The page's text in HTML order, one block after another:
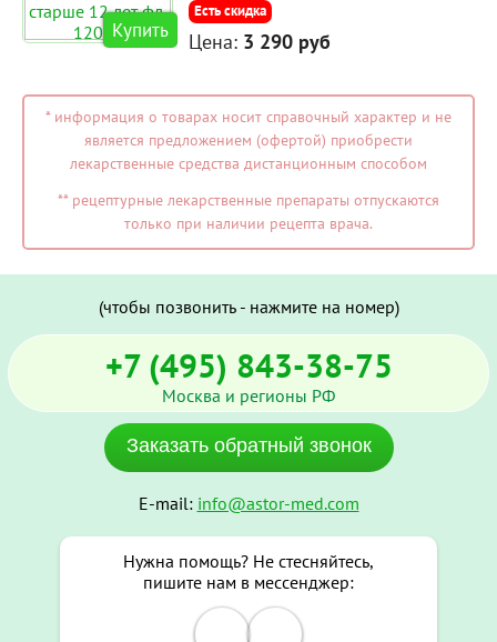
Купить
Есть скидка
Цена: 3 290 руб
* информация о товарах носит справочный характер и не
является предложением (офертой) приобрести
лекарственные средства дистанционным способом
** рецептурные лекарственные препараты отпускаются
только при наличии рецепта врача.
(чтобы позвонить - нажмите на номер)
+7 (495) 843-38-75
Москва и регионы РФ
Заказать обратный звонок
E-mail: info@astor-med.com
Нужна помощь? Не стесняйтесь,
пишите нам в мессенджер: